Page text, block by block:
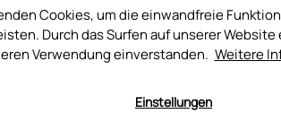
Cookies, um die einwandfreie
Durch das Surfen auf unserer Website
Verwendung einverstanden. Weitere
Einstellungen
ÜBER DEN EINKAUF
Reklamation
Uber RUSCONA